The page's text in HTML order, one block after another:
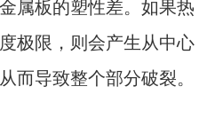
属板的塑性差。如果热
极限，则会产生从中心
而导致整个部分破裂。